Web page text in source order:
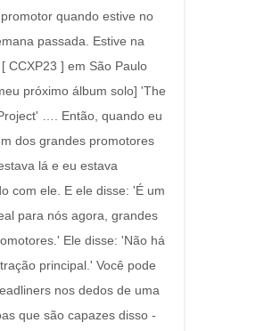
quando estive no
passada. Estive na
CCXP23 ] em São Paulo
próximo álbum solo] 'The
…. Então, quando eu
dos grandes promotores
lá e eu estava
com ele. E ele disse: 'É um
para nós agora, grandes
Ele disse: 'Não há
principal.' Você pode
nos dedos de uma
que são capazes disso -